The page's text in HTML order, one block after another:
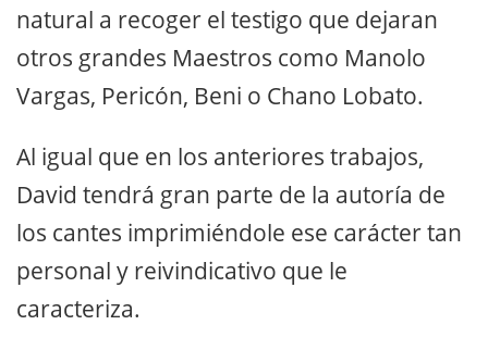
natural a recoger el testigo que dejaran
otros grandes Maestros como Manolo
Vargas, Pericón, Beni o Chano Lobato.
Al igual que en los anteriores trabajos,
David tendrá gran parte de la autoría de
los cantes imprimiéndole ese carácter tan
personal y reivindicativo que le
caracteriza.